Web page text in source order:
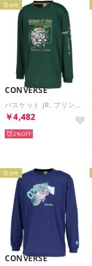
Store
CONVERSE
バスケット JR. プリントロングスリーブ CB452355L （4700 D.グリーン）
￥4,482
2%
Store
CONVERSE